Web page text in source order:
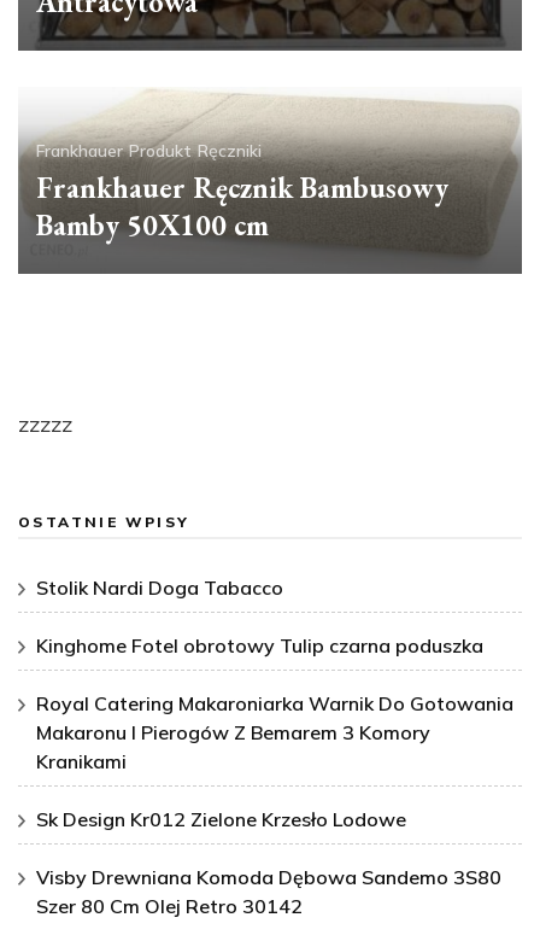
Frankhauer Produkt Ręczniki
Frankhauer Ręcznik Bambusowy
Bamby 50X100 cm
zzzzz
OSTATNIE WPISY
Stolik Nardi Doga Tabacco
Kinghome Fotel obrotowy Tulip czarna poduszka
Royal Catering Makaroniarka Warnik Do Gotowania
Makaronu I Pierogów Z Bemarem 3 Komory
Kranikami
Sk Design Kr012 Zielone Krzesło Lodowe
Visby Drewniana Komoda Dębowa Sandemo 3S80
Szer 80 Cm Olej Retro 30142